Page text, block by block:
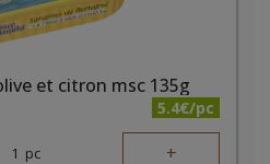
et citron msc 135g
5.4€/pc
1 pc +